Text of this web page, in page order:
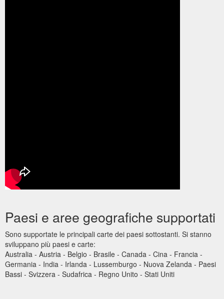
Paesi e aree geografiche supportati
Sono supportate le principali carte dei paesi sottostanti. Si stanno
sviluppano più paesi e carte:
Australia - Austria - Belgio - Brasile - Canada - Cina - Francia -
Germania - India - Irlanda - Lussemburgo - Nuova Zelanda - Paesi
Bassi - Svizzera - Sudafrica - Regno Unito - Stati Uniti